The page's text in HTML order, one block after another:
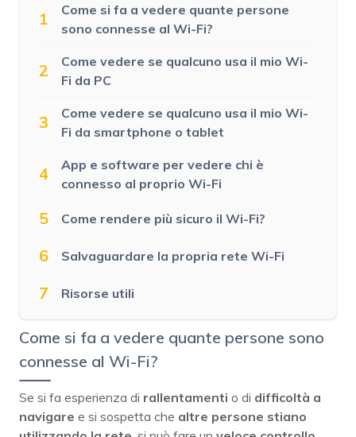
1
Come si fa a vedere quante persone
sono connesse al Wi-Fi?
2
Come vedere se qualcuno usa il mio Wi-
Fi da PC
3
Come vedere se qualcuno usa il mio Wi-
Fi da smartphone o tablet
4
App e software per vedere chi è
connesso al proprio Wi-Fi
5 Come rendere più sicuro il Wi-Fi?
6 Salvaguardare la propria rete Wi-Fi
7 Risorse utili
Come si fa a vedere quante persone sono
connesse al Wi-Fi?
Se si fa esperienza di rallentamenti o di difficoltà a
navigare e si sospetta che altre persone stiano